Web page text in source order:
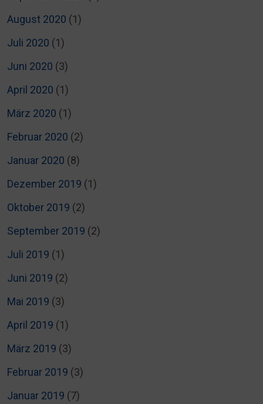
August 2020 (1)
Juli 2020 (1)
Juni 2020 (3)
April 2020 (1)
März 2020 (1)
Februar 2020 (2)
Januar 2020 (8)
Dezember 2019 (1)
Oktober 2019 (2)
September 2019 (2)
Juli 2019 (1)
Juni 2019 (2)
Mai 2019 (3)
April 2019 (1)
März 2019 (3)
Februar 2019 (3)
Januar 2019 (7)